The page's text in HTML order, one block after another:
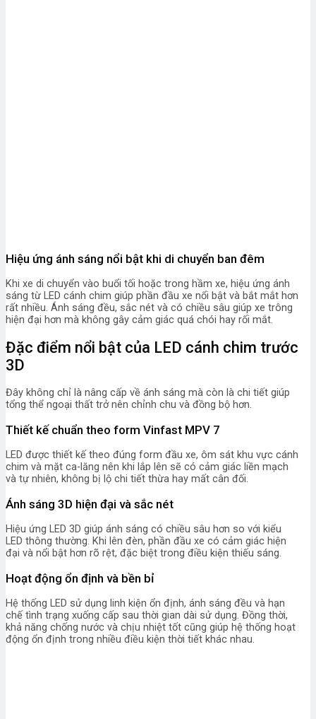
Hiệu ứng ánh sáng nổi bật khi di chuyển ban đêm
Khi xe di chuyển vào buổi tối hoặc trong hầm xe, hiệu ứng ánh
sáng từ LED cánh chim giúp phần đầu xe nổi bật và bắt mắt hơn
rất nhiều. Ánh sáng đều, sắc nét và có chiều sâu giúp xe trông
hiện đại hơn mà không gây cảm giác quá chói hay rối mắt.
Đặc điểm nổi bật của LED cánh chim trước
3D
Đây không chỉ là nâng cấp về ánh sáng mà còn là chi tiết giúp
tổng thể ngoại thất trở nên chỉnh chu và đồng bộ hơn.
Thiết kế chuẩn theo form Vinfast MPV 7
LED được thiết kế theo đúng form đầu xe, ôm sát khu vực cánh
chim và mặt ca-lăng nên khi lắp lên sẽ có cảm giác liền mạch
và tự nhiên, không bị lộ chi tiết thừa hay mất cân đối.
Ánh sáng 3D hiện đại và sắc nét
Hiệu ứng LED 3D giúp ánh sáng có chiều sâu hơn so với kiểu
LED thông thường. Khi lên đèn, phần đầu xe có cảm giác hiện
đại và nổi bật hơn rõ rệt, đặc biệt trong điều kiện thiếu sáng.
Hoạt động ổn định và bền bỉ
Hệ thống LED sử dụng linh kiện ổn định, ánh sáng đều và hạn
chế tình trạng xuống cấp sau thời gian dài sử dụng. Đồng thời,
khả năng chống nước và chịu nhiệt tốt cũng giúp hệ thống hoạt
động ổn định trong nhiều điều kiện thời tiết khác nhau.